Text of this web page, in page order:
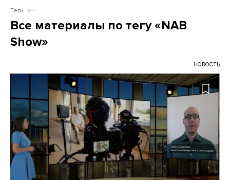
Теги
Все материалы по тегу «NAB
Show»
НОВОСТЬ